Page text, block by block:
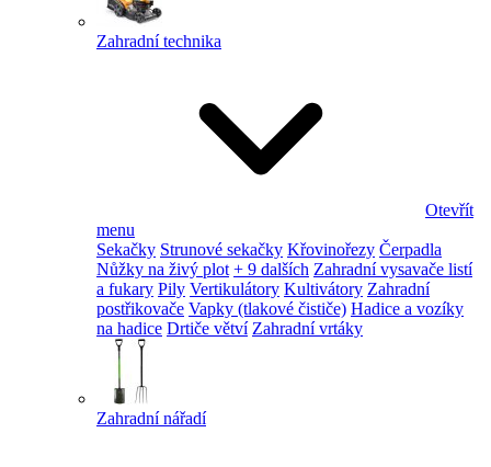
Zahradní technika
Otevřít
menu
Sekačky Strunové sekačky Křovinořezy Čerpadla
Nůžky na živý plot + 9 dalších Zahradní vysavače listí
a fukary Pily Vertikulátory Kultivátory Zahradní
postřikovače Vapky (tlakové čističe) Hadice a vozíky
na hadice Drtiče větví Zahradní vrtáky
Zahradní nářadí